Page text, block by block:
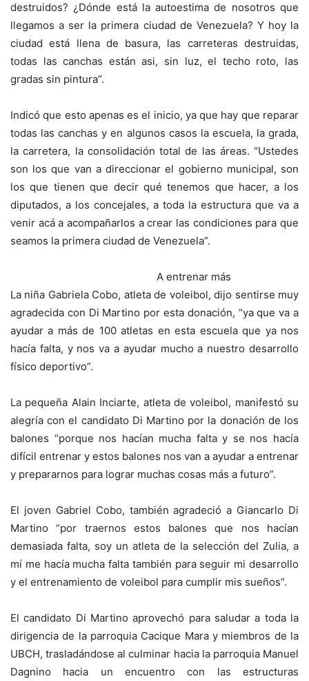
destruidos? ¿Dónde está la autoestima de nosotros que
llegamos a ser la primera ciudad de Venezuela? Y hoy la
ciudad está llena de basura, las carreteras destruidas,
todas las canchas están asi, sin luz, el techo roto, las
gradas sin pintura”.
Indicó que esto apenas es el inicio, ya que hay que reparar
todas las canchas y en algunos casos la escuela, la grada,
la carretera, la consolidación total de las áreas. “Ustedes
son los que van a direccionar el gobierno municipal, son
los que tienen que decir qué tenemos que hacer, a los
diputados, a los concejales, a toda la estructura que va a
venir acá a acompañarlos a crear las condiciones para que
seamos la primera ciudad de Venezuela”.
A entrenar más
La niña Gabriela Cobo, atleta de voleibol, dijo sentirse muy
agradecida con Di Martino por esta donación, “ya que va a
ayudar a más de 100 atletas en esta escuela que ya nos
hacía falta, y nos va a ayudar mucho a nuestro desarrollo
físico deportivo”.
La pequeña Alain Inciarte, atleta de voleibol, manifestó su
alegría con el candidato Di Martino por la donación de los
balones “porque nos hacían mucha falta y se nos hacía
difícil entrenar y estos balones nos van a ayudar a entrenar
y prepararnos para lograr muchas cosas más a futuro”.
El joven Gabriel Cobo, también agradeció a Giancarlo Di
Martino “por traernos estos balones que nos hacían
demasiada falta, soy un atleta de la selección del Zulia, a
mí me hacía mucha falta también para seguir mi desarrollo
y el entrenamiento de voleibol para cumplir mis sueños”.
El candidato Di Martino aprovechó para saludar a toda la
dirigencia de la parroquia Cacique Mara y miembros de la
UBCH, trasladándose al culminar hacia la parroquia Manuel
Dagnino hacia un encuentro con las estructuras